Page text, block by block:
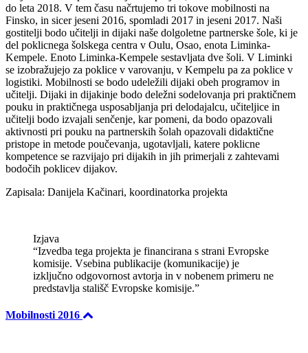
do leta 2018. V tem času načrtujemo tri tokove mobilnosti na
Finsko, in sicer jeseni 2016, spomladi 2017 in jeseni 2017. Naši
gostitelji bodo učitelji in dijaki naše dolgoletne partnerske šole, ki je
del poklicnega šolskega centra v Oulu, Osao, enota Liminka-
Kempele. Enoto Liminka-Kempele sestavljata dve šoli. V Liminki
se izobražujejo za poklice v varovanju, v Kempelu pa za poklice v
logistiki. Mobilnosti se bodo udeležili dijaki obeh programov in
učitelji. Dijaki in dijakinje bodo deležni sodelovanja pri praktičnem
pouku in praktičnega usposabljanja pri delodajalcu, učiteljice in
učitelji bodo izvajali senčenje, kar pomeni, da bodo opazovali
aktivnosti pri pouku na partnerskih šolah opazovali didaktične
pristope in metode poučevanja, ugotavljali, katere poklicne
kompetence se razvijajo pri dijakih in jih primerjali z zahtevami
bodočih poklicev dijakov.
Zapisala: Danijela Kačinari, koordinatorka projekta
Izjava
“Izvedba tega projekta je financirana s strani Evropske
komisije. Vsebina publikacije (komunikacije) je
izključno odgovornost avtorja in v nobenem primeru ne
predstavlja stališč Evropske komisije.”
Mobilnosti 2016